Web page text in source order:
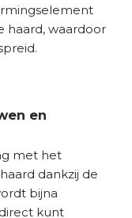
haard, waardoor
en
met het
dankzij de
bijna
kunt